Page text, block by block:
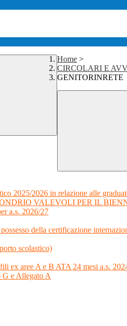
Home >
CIRCOLARI E
GENITORINRETE
2025/2026 in relazione alle
VALEVOLI PER IL
a.s. 2026/27
della certificazione
scolastico)
ex aree A e B ATA 24 mesi a.s.
G e Allegato A